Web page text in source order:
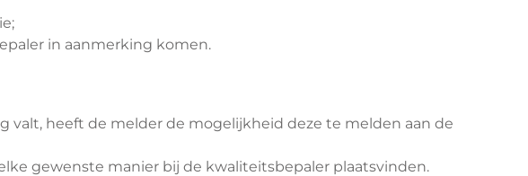
in aanmerking komen.
valt, heeft de melder de mogelijkheid deze te melden aan de
gewenste manier bij de kwaliteitsbepaler plaatsvinden.